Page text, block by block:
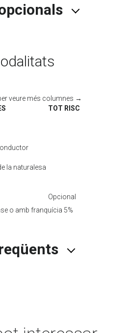
veure més columnes →
TOT RISC
la naturalesa
Opcional
o amb franquícia 5%